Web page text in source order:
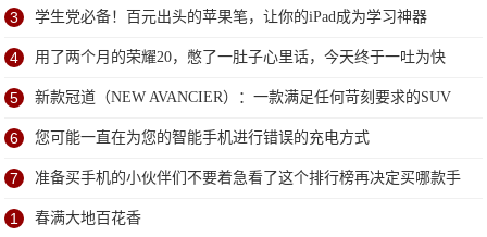
3 学生党必备！百元出头的苹果笔，让你的iPad成为学习神器
4 用了两个月的荣耀20，憋了一肚子心里话，今天终于一吐为快
5 新款冠道（NEW AVANCIER）：一款满足任何苛刻要求的SUV
6 您可能一直在为您的智能手机进行错误的充电方式
7 准备买手机的小伙伴们不要着急看了这个排行榜再决定买哪款手
机吧
1 春满大地百花香